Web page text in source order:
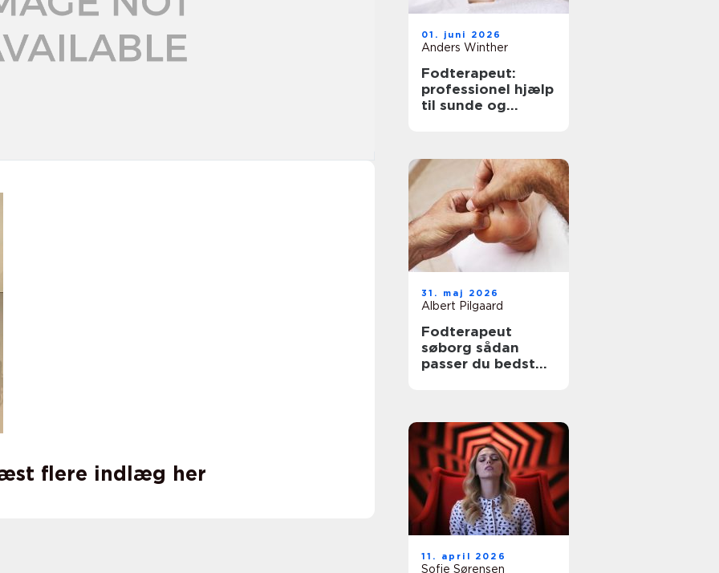
flere indlæg her
01. juni 2026
Anders Winther
Fodterapeut:
professionel hjælp
til sunde og
31. maj 2026
Albert Pilgaard
Fodterapeut
søborg sådan
passer du bedst
11. april 2026
Sofie Sørensen